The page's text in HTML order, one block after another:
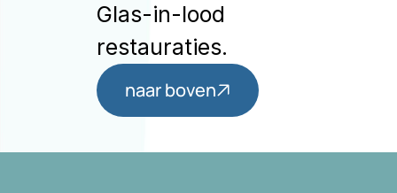
Glas-in-lood
restauraties.
naar boven